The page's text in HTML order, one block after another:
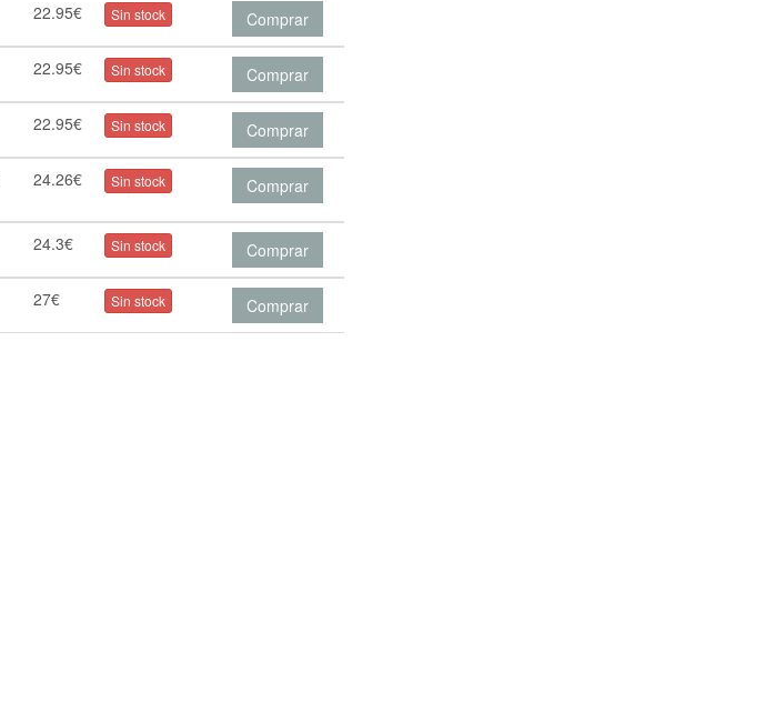
22.95€ Sin stock Comprar
22.95€ Sin stock Comprar
22.95€ Sin stock Comprar
24.26€ Sin stock Comprar
24.3€ Sin stock Comprar
27€ Sin stock Comprar